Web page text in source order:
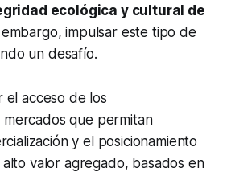
ecológica y cultural de
embargo, impulsar este tipo de
un desafío.
el acceso de los
que permitan
y el posicionamiento
valor agregado, basados en